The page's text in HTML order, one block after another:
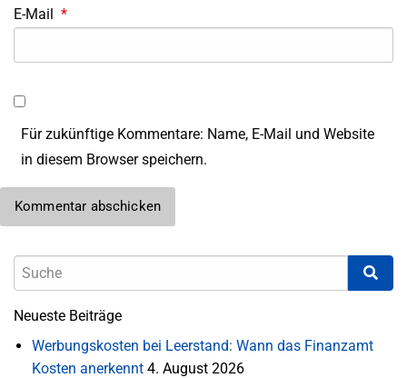
E-Mail *
Für zukünftige Kommentare: Name, E-Mail und Website
in diesem Browser speichern.
Neueste Beiträge
Werbungskosten bei Leerstand: Wann das Finanzamt
Kosten anerkennt 4. August 2026